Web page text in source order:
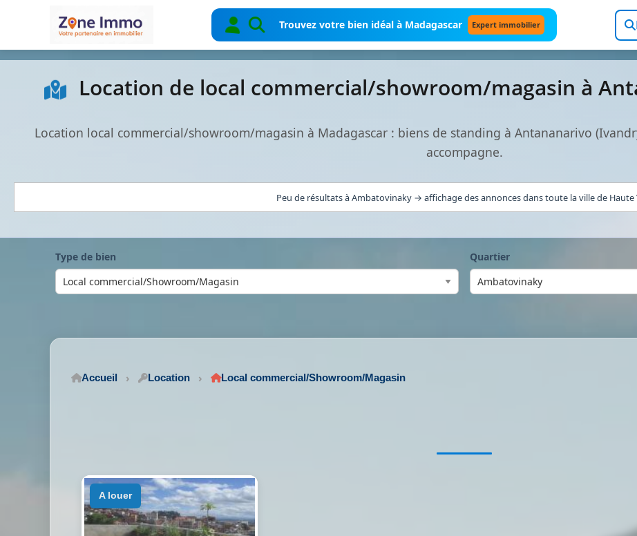
Trouvez votre bien idéal à Madagascar Expert immobilier
Location de local commercial/showroom/magasin à
Location local commercial/showroom/magasin à Madagascar : biens de standing à Antananarivo
accompagne.
Peu de résultats à Ambatovinaky → affichage des annonces dans toute la ville de Haute
Type de bien Quartier
Accueil Location Local commercial/Showroom/Magasin
a louer